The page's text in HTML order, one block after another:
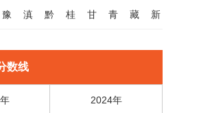
豫 滇 黔 桂 甘 青 藏 新
数线
2024年